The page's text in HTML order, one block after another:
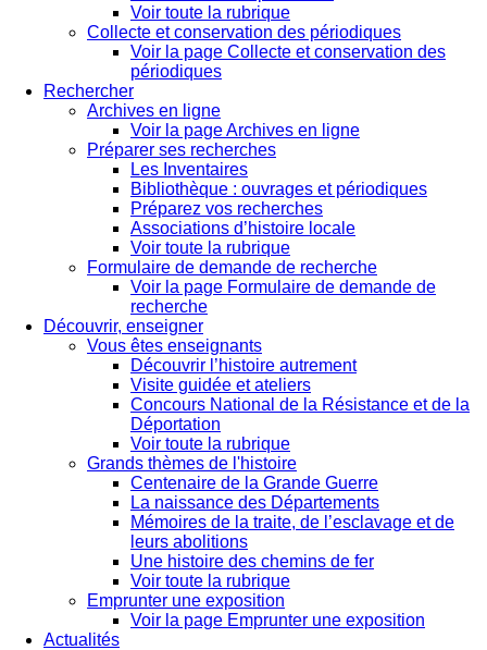
Voir toute la rubrique
Collecte et conservation des périodiques
Voir la page Collecte et conservation des
périodiques
Rechercher
Archives en ligne
Voir la page Archives en ligne
Préparer ses recherches
Les Inventaires
Bibliothèque : ouvrages et périodiques
Préparez vos recherches
Associations d’histoire locale
Voir toute la rubrique
Formulaire de demande de recherche
Voir la page Formulaire de demande de
recherche
Découvrir, enseigner
Vous êtes enseignants
Découvrir l’histoire autrement
Visite guidée et ateliers
Concours National de la Résistance et de la
Déportation
Voir toute la rubrique
Grands thèmes de l'histoire
Centenaire de la Grande Guerre
La naissance des Départements
Mémoires de la traite, de l’esclavage et de
leurs abolitions
Une histoire des chemins de fer
Voir toute la rubrique
Emprunter une exposition
Voir la page Emprunter une exposition
Actualités